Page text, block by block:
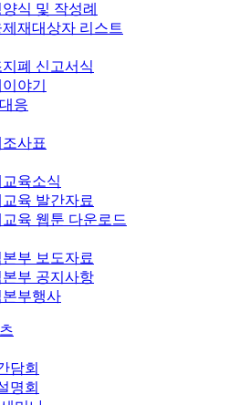
식 및 작성례
제재대상자 리스트
폐 신고서식
야기
응
사표
육소식
육 발간자료
교육 웹툰 다운로드
부 보도자료
본부 공지사항
본부행사
담회
명회